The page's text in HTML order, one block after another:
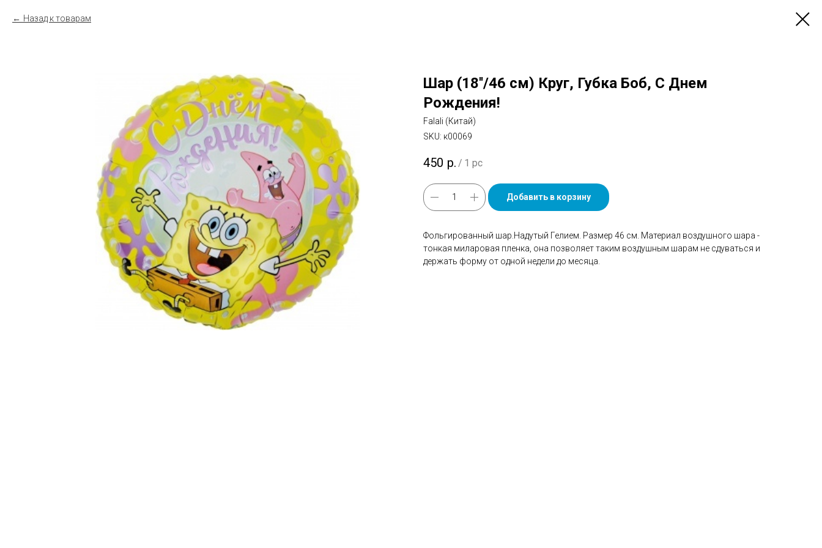
Назад к товарам
Шар (18''/46 см) Круг, Губка Боб, С Днем
Рождения!
Falali (Китай)
SKU: к00069
450 р. / 1 pc
Добавить в корзину
Фольгированный шар.Надутый Гелием. Размер 46 см. Материал воздушного шара -
тонкая миларовая пленка, она позволяет таким воздушным шарам не сдуваться и
держать форму от одной недели до месяца.